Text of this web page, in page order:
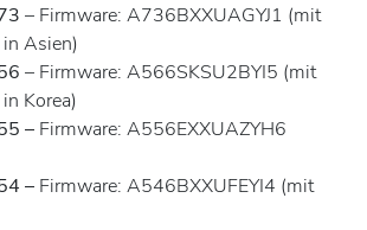
– Firmware: A736BXXUAGYJ1 (mit
Asien)
– Firmware: A566SKSU2BYI5 (mit
Korea)
– Firmware: A556EXXUAZYH6
– Firmware: A546BXXUFEYI4 (mit